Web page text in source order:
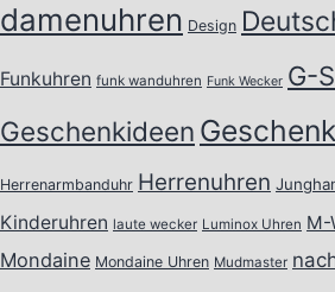
damenuhren Design
Funkuhren funk wanduhren Funk Wecker G-
Geschenkideen
Herrenarmbanduhr Herrenuhren
Kinderuhren laute wecker Luminox Uhren M-
Mondaine Mondaine Uhren Mudmaster